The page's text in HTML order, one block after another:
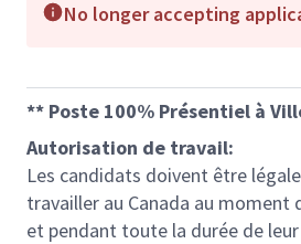
No longer accepting
** Poste 100% Présentiel à
Autorisation de travail:
Les candidats doivent être
travailler au Canada au moment
et pendant toute la durée de